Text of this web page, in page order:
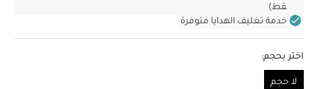
قط)
خدمة تغليف الهدايا متوفرة
اختر بحجم:
لا حجم